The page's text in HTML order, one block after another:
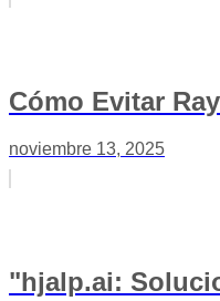
Cómo Evitar
noviembre 13, 2025
"hjalp.ai: